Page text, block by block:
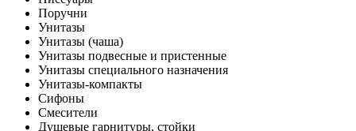
Поручни
Унитазы
Унитазы (чаша)
Унитазы подвесные и пристенные
Унитазы специального назначения
Унитазы-компакты
Сифоны
Смесители
Душевые гарнитуры, стойки